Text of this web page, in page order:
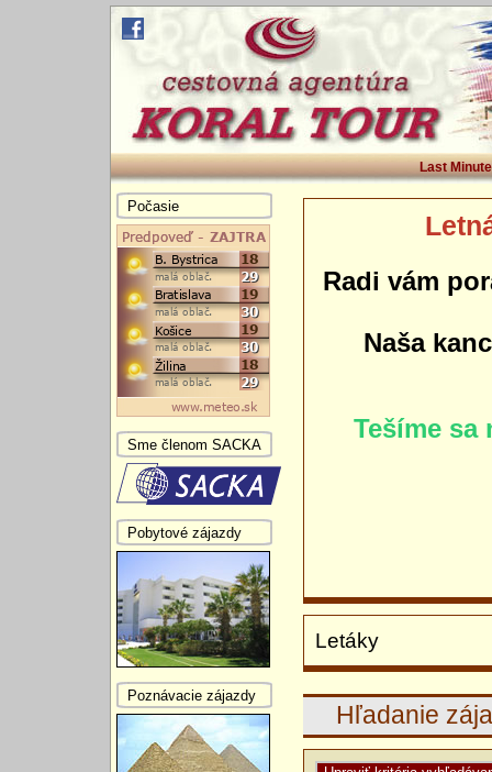
Last Minute
Radi vám
Naša
Tešíme sa
Letáky
Hľadanie
Počasie
Sme členom SACKA
Pobytové zájazdy
Poznávacie zájazdy